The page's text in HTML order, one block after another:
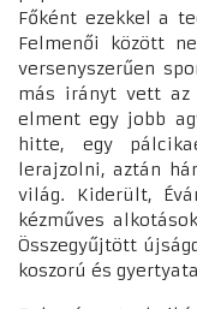
Főként ezekkel a
Felmenői között
versenyszerűen
más irányt vett az
elment egy jobb
hitte, egy
lerajzolni, aztán
világ. Kiderült,
kézműves
Összegyűjtött
koszorú és